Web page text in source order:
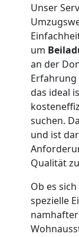
Unser
um
an der
das ideal
suchen.
und ist
Qualität
Ob es
spezielle